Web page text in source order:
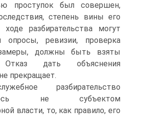
проступок был совершен,
степень вины его
разбирательства могут
опросы, ревизии, проверка
должны быть взяты
Отказ дать объяснения
прекращает.
разбирательство
не субъектом
власти, то, как правило, его